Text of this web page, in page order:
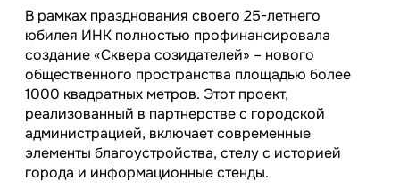
В рамках празднования своего 25-летнего
юбилея ИНК полностью профинансировала
создание «Сквера созидателей» – нового
общественного пространства площадью более
1000 квадратных метров. Этот проект,
реализованный в партнерстве с городской
администрацией, включает современные
элементы благоустройства, стелу с историей
города и информационные стенды.